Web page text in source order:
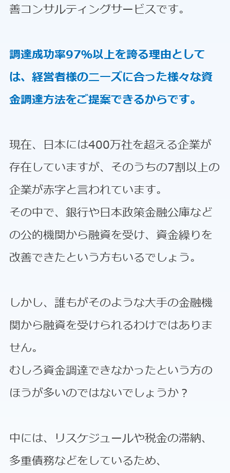
善コンサルティングサービスです。
調達成功率97％以上を誇る理由として
は、経営者様のニーズに合った様々な資
金調達方法をご提案できるからです。
現在、日本には400万社を超える企業が
存在していますが、そのうちの7割以上の
企業が赤字と言われています。
その中で、銀行や日本政策金融公庫など
の公的機関から融資を受け、資金繰りを
改善できたという方もいるでしょう。
しかし、誰もがそのような大手の金融機
関から融資を受けられるわけではありま
せん。
むしろ資金調達できなかったという方の
ほうが多いのではないでしょうか？
中には、リスケジュールや税金の滞納、
多重債務などをしているため、